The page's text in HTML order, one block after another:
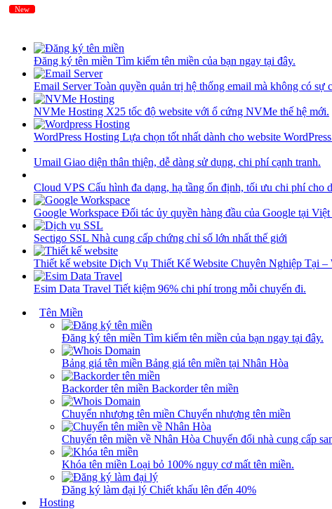
Đăng ký tên miền Tìm kiếm tên miền của bạn ngay tại đây.
Email ServerToàn quyền quản trị hệ thống email mà không có sự
NVMe Hosting X25 tốc độ website với ổ cứng NVMe thế hệ mới.
WordPress Hosting Lựa chọn tốt nhất dành cho website
Umail Giao diện thân thiện, dễ dàng sử dụng, chi phí cạnh tranh.
Cloud VPS Cấu hình đa dạng, hạ tầng ổn định, tối ưu chi phí cho
Google Workspace Đối tác ủy quyền hàng đầu của Google tại Việt
Sectigo SSL Nhà cung cấp chứng chỉ số lớn nhất thế giới
Thiết kế website Dịch Vụ Thiết Kế Website Chuyên Nghiệp Tại –
Esim Data Travel Tiết kiệm 96% chi phí trong mỗi chuyến đi.
Tên Miền
Đăng ký tên miền Tìm kiếm tên miền của bạn ngay tại đây.
Bảng giá tên miền Bảng giá tên miền tại Nhân Hòa
Backorder tên miền Backorder tên miền
Chuyển nhượng tên miền Chuyển nhượng tên miền
Chuyển tên miền về Nhân Hòa Chuyển đổi nhà cung cấp
Khóa tên miền Loại bỏ 100% nguy cơ mất tên miền.
Đăng ký làm đại lý Chiết khấu lên đến 40%
Hosting
New
New